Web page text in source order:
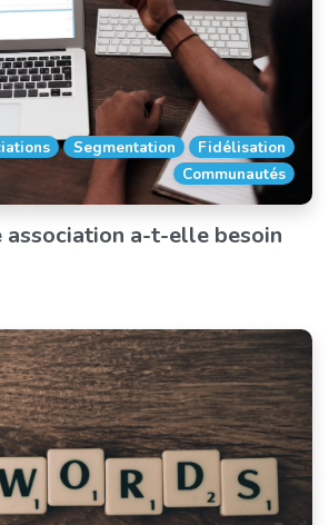
Segmentation
Fidélisation
Communautés
association a-t-elle besoin